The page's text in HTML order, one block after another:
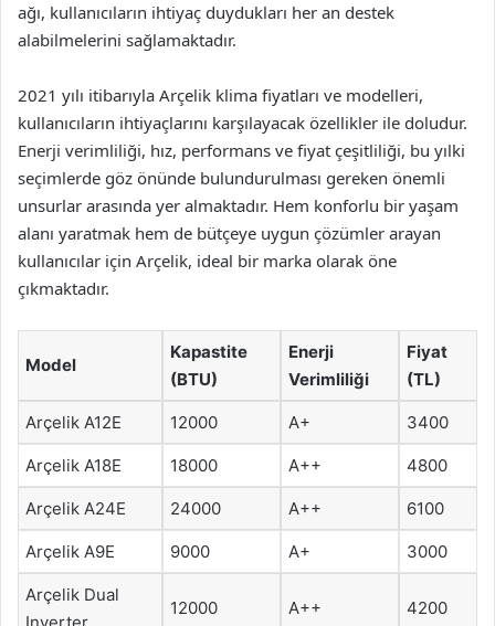
ağı, kullanıcıların ihtiyaç duydukları her an destek
alabilmelerini sağlamaktadır.
2021 yılı itibarıyla Arçelik klima fiyatları ve modelleri,
kullanıcıların ihtiyaçlarını karşılayacak özellikler ile doludur.
Enerji verimliliği, hız, performans ve fiyat çeşitliliği, bu yılki
seçimlerde göz önünde bulundurulması gereken önemli
unsurlar arasında yer almaktadır. Hem konforlu bir yaşam
alanı yaratmak hem de bütçeye uygun çözümler arayan
kullanıcılar için Arçelik, ideal bir marka olarak öne
çıkmaktadır.
Model
Kapastite
(BTU)
Enerji
Verimliliği
Fiyat
(TL)
Arçelik A12E 12000 A+ 3400
Arçelik A18E 18000 A++ 4800
Arçelik A24E 24000 A++ 6100
Arçelik A9E 9000 A+ 3000
Arçelik Dual
12000 A++ 4200